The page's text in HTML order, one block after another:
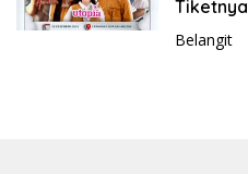
Tiketnya
Belangit